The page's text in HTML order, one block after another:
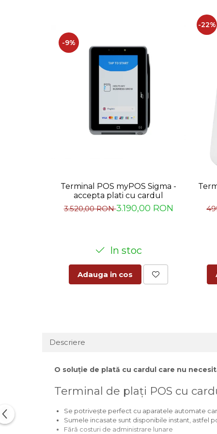
-9%
Terminal POS myPOS Sigma -
accepta plati cu cardul
3.520,00 RON3.190,00 RON
In stoc
Adauga in cos
-22%
Descriere
O soluție de plată cu cardul care nu
Terminal de plați POS cu
Se potrivește perfect cu aparatele automate
Sumele incasate sunt disponibile instant, astfel
Fără costuri de administrare lunare